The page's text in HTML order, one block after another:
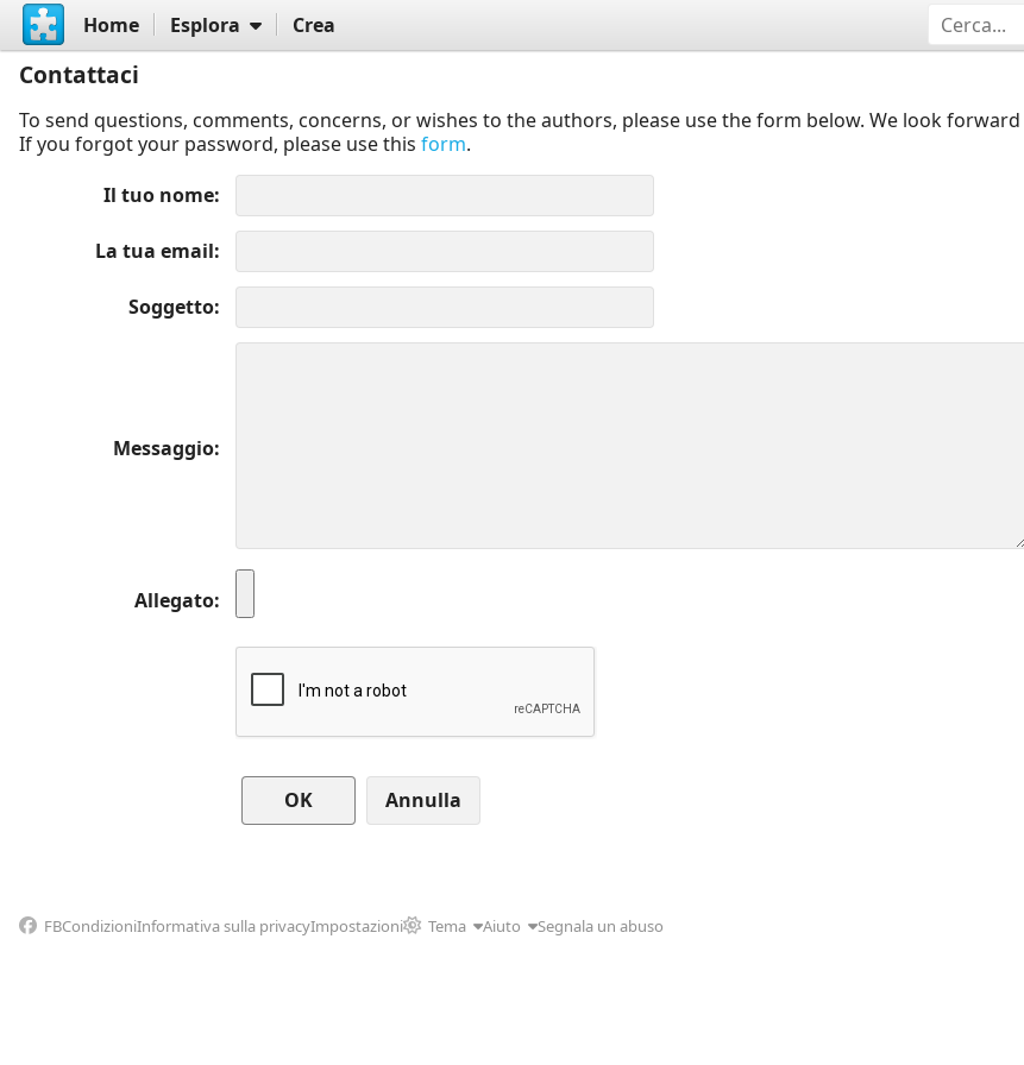
Home Esplora Crea
Contattaci
To send questions, comments, concerns, or wishes to the authors, please use the form below. We look
If you forgot your password, please use this form.
Il tuo nome
La tua email
Soggetto
Messaggio
Allegato
Annulla
FBCondizioniInformativa sulla privacyImpostazioni Tema Aiuto Segnala un abuso